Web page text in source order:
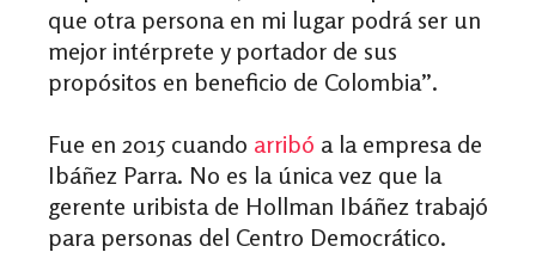
que otra persona en mi lugar podrá ser un
mejor intérprete y portador de sus
propósitos en beneficio de Colombia”.
Fue en 2015 cuando arribó a la empresa de
Ibáñez Parra. No es la única vez que la
gerente uribista de Hollman Ibáñez trabajó
para personas del Centro Democrático.